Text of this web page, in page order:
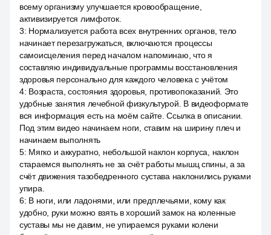
всему организму улучшается кровообращение,
активизируется лимфоток.
3: Нормализуется работа всех внутренних органов, тело
начинает перезагружаться, включаются процессы
самоисцеления перед началом напоминаю, что я
составляю индивидуальные программы восстановления
здоровья персонально для каждого человека с учётом
4: Возраста, состояния здоровья, противопоказаний. Это
удобные занятия лечебной физкультурой. В видеоформате
вся информация есть на моём сайте. Ссылка в описании.
Под этим видео начинаем ноги, ставим на ширину плеч и
начинаем выполнять
5: Мягко и аккуратно, небольшой наклон корпуса, наклон
стараемся выполнять не за счёт работы мышц спины, а за
счёт движения тазобедренного сустава наклонились руками
упира.
6: В ноги, или ладонями, или предплечьями, кому как
удобно, руки можно взять в хороший замок на коленные
суставы мы не давим, не упираемся руками колени